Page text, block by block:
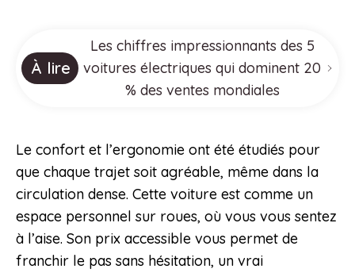
À lire
Les chiffres impressionnants des 5
voitures électriques qui dominent 20
% des ventes mondiales
Le confort et l’ergonomie ont été étudiés pour
que chaque trajet soit agréable, même dans la
circulation dense. Cette voiture est comme un
espace personnel sur roues, où vous vous sentez
à l’aise. Son prix accessible vous permet de
franchir le pas sans hésitation, un vrai